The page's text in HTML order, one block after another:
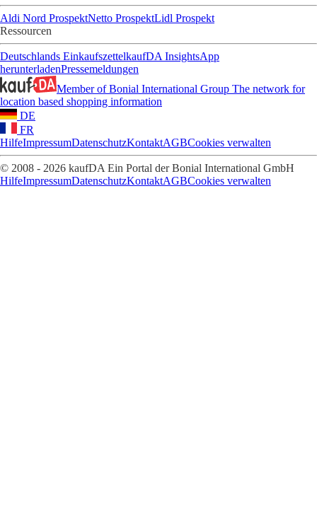
Aldi Nord ProspektNetto ProspektLidl Prospekt
Ressourcen
Deutschlands EinkaufszettelkaufDA InsightsApp
herunterladenPressemeldungen
Member of Bonial International Group The network for
location based shopping information
DE
FR
HilfeImpressumDatenschutzKontaktAGBCookies verwalten
© 2008 - 2026 kaufDA Ein Portal der Bonial International GmbH
HilfeImpressumDatenschutzKontaktAGBCookies verwalten